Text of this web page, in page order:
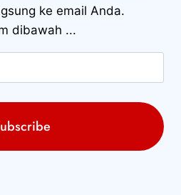
ke email Anda.
dibawah ...